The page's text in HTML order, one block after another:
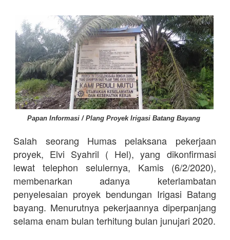
Papan Informasi / Plang Proyek Irigasi Batang Bayang
Salah seorang Humas pelaksana pekerjaan
proyek, Elvi Syahril ( Hel), yang dikonfirmasi
lewat telephon selulernya, Kamis (6/2/2020),
membenarkan adanya keterlambatan
penyelesaian proyek bendungan Irigasi Batang
bayang. Menurutnya pekerjaannya diperpanjang
selama enam bulan terhitung bulan junujari 2020.